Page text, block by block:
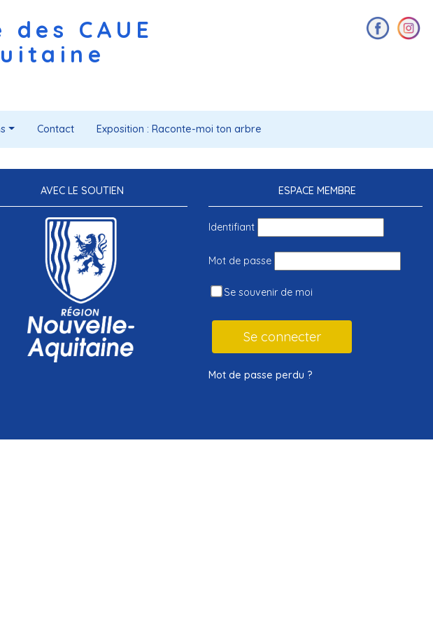
CAUE
Contact Exposition : Raconte-moi ton arbre
AVEC LE SOUTIEN ESPACE MEMBRE
Identifiant
Mot de passe
Se souvenir de moi
Mot de passe perdu ?